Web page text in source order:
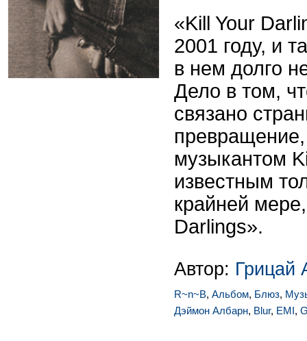
«Kill Your
2001 году, и
в нем долго
Дело в том,
связано
музыкантом
известным
крайней
Darlings».
Автор: Грицай
R~n~B, Альбом, Блюз,
Дэймон Албарн, Blur, EMI,